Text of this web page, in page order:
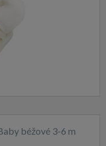
béžové 3-6 m